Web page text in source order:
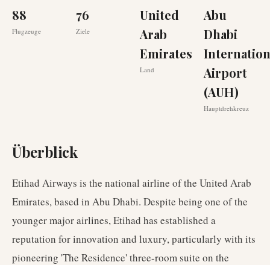
88
Flugzeuge
76
Ziele
United
Arab
Emirates
Land
Abu
Dhabi
Airport
(AUH)
Hauptdrehkreuz
Überblick
Etihad Airways is the national airline of the United Arab
Emirates, based in Abu Dhabi. Despite being one of the
younger major airlines, Etihad has established a
reputation for innovation and luxury, particularly with its
pioneering 'The Residence' three-room suite on the